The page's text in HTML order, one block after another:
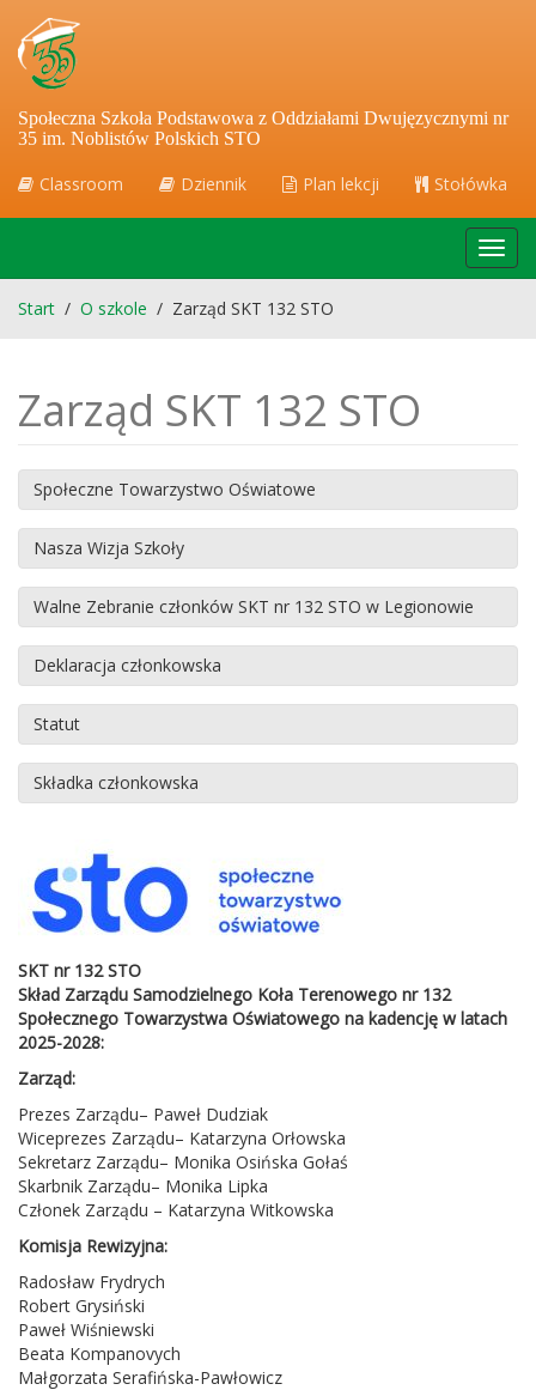
Społeczna Szkoła Podstawowa z Oddziałami Dwujęzycznymi nr
35 im. Noblistów Polskich STO
Classroom Dziennik Plan lekcji Stołówka
Start / O szkole / Zarząd SKT 132 STO
Zarząd SKT 132 STO
Społeczne Towarzystwo Oświatowe
Nasza Wizja Szkoły
Walne Zebranie członków SKT nr 132 STO w Legionowie
Deklaracja członkowska
Statut
Składka członkowska
SKT nr 132 STO
Skład Zarządu Samodzielnego Koła Terenowego nr 132
Społecznego Towarzystwa Oświatowego na kadencję w latach
2025-2028:
Zarząd:
Prezes Zarządu– Paweł Dudziak
Wiceprezes Zarządu– Katarzyna Orłowska
Sekretarz Zarządu– Monika Osińska Gołaś
Skarbnik Zarządu– Monika Lipka
Członek Zarządu – Katarzyna Witkowska
Komisja Rewizyjna:
Radosław Frydrych
Robert Grysiński
Paweł Wiśniewski
Beata Kompanovych
Małgorzata Serafińska-Pawłowicz